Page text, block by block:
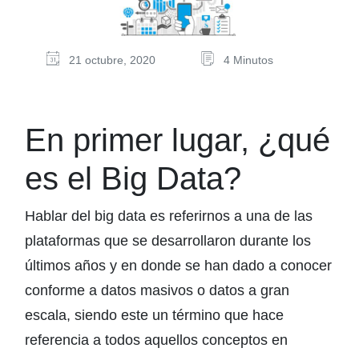
21 octubre, 2020 4 Minutos
En primer lugar, ¿qué
es el Big Data?
Hablar del big data es referirnos a una de las
plataformas que se desarrollaron durante los
últimos años y en donde se han dado a conocer
conforme a datos masivos o datos a gran
escala, siendo este un término que hace
referencia a todos aquellos conceptos en